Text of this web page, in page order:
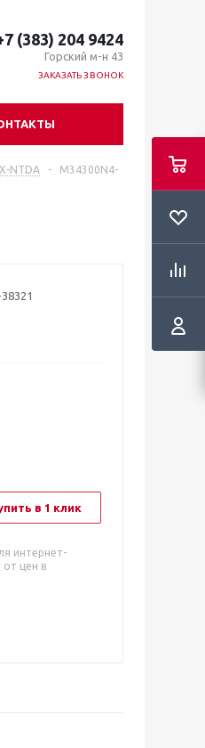
(383) 204 9424
Горский м-н 43
ЗАКАЗАТЬ ЗВОНОК
NTDA -
M34300N4-
в 1 клик
интернет-
от цен в